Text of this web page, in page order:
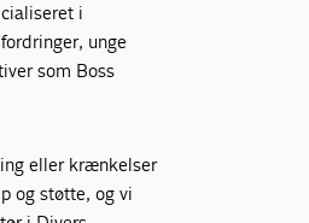
i
unge
som Boss
eller krænkelser
og støtte, og vi